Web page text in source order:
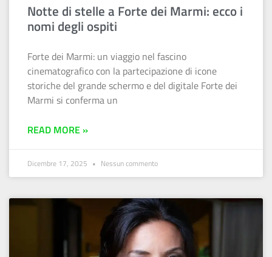
Notte di stelle a Forte dei Marmi: ecco i
nomi degli ospiti
Forte dei Marmi: un viaggio nel fascino
cinematografico con la partecipazione di icone
storiche del grande schermo e del digitale Forte dei
Marmi si conferma un
READ MORE »
Dicembre 17, 2025 Nessun commento